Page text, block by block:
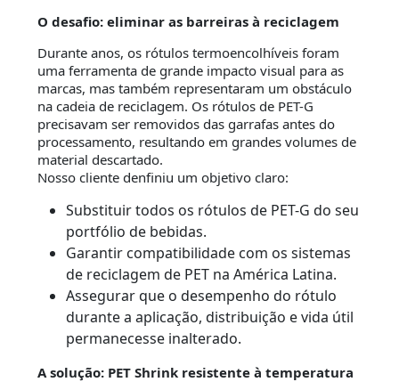
O desafio: eliminar as barreiras à reciclagem
Durante anos, os rótulos termoencolhíveis foram
uma ferramenta de grande impacto visual para as
marcas, mas também representaram um obstáculo
na cadeia de reciclagem. Os rótulos de PET-G
precisavam ser removidos das garrafas antes do
processamento, resultando em grandes volumes de
material descartado.
Nosso cliente denfiniu um objetivo claro:
Substituir todos os rótulos de PET-G do seu
portfólio de bebidas.
Garantir compatibilidade com os sistemas
de reciclagem de PET na América Latina.
Assegurar que o desempenho do rótulo
durante a aplicação, distribuição e vida útil
permanecesse inalterado.
A solução: PET Shrink resistente à temperatura